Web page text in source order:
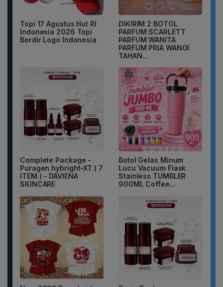
Topi 17 Agustus Hut RI
Indonesia 2026 Topi
Bordir Logo Indonesia
DIKIRIM 2 BOTOL
PARFUM SCARLETT
PARFUM WANITA
PARFUM PRIA WANGI
TAHAN...
Complete Package -
Puragen hybright-XT ( 7
ITEM ) - DAVIENA
SKINCARE
Botol Gelas Minum
Lucu Vacuum Flask
Stainless TUMBLER
900ML Coffee...